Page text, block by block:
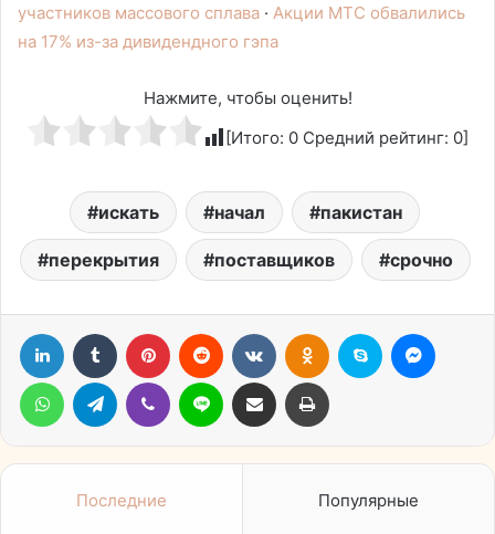
участников массового сплава · Акции МТС обвалились
на 17% из-за дивидендного гэпа
Нажмите, чтобы оценить!
[Итого: 0 Средний рейтинг: 0]
искать начал пакистан
перекрытия поставщиков срочно
LinkedIn Tumblr Pinterest Reddit ВконтактеОдноклассники
Skype
WhatsAppTelegram Viber Line Поделиться через электронную почту Печатать
Последние Популярные